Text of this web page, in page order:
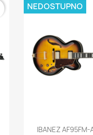
Brzi
IBANEZ AF95FM-
NEDOSTUPNO